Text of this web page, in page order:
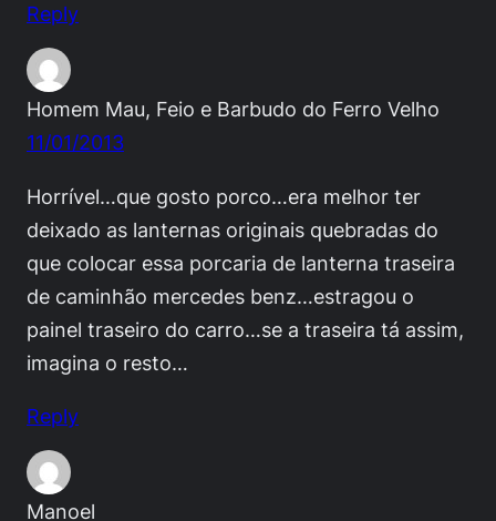
Reply
Homem Mau, Feio e Barbudo do Ferro Velho
11/01/2013
Horrível…que gosto porco…era melhor ter
deixado as lanternas originais quebradas do
que colocar essa porcaria de lanterna traseira
de caminhão mercedes benz…estragou o
painel traseiro do carro…se a traseira tá assim,
imagina o resto…
Reply
Manoel